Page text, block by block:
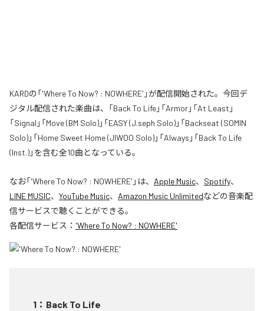
KARDの「'Where To Now? : NOWHERE'」が配信開始された。今回デ
ジタル配信された楽曲は、「Back To Life」「Armor」「At Least」
「Signal」「Move (BM Solo)」「EASY (J.seph Solo)」「Backseat (SOMIN
Solo)」「Home Sweet Home (JIWOO Solo)」「Always」「Back To Life
(Inst.)」を含む全10曲となっている。
なお「'Where To Now? : NOWHERE' 」は、 Apple Music、 Spotify、
LINE MUSIC、 YouTube Music、 Amazon Music Unlimitedなどの音楽配
信サービスで聴くことができる。
各配信サービス： 'Where To Now? : NOWHERE'
1 ： Back To Life